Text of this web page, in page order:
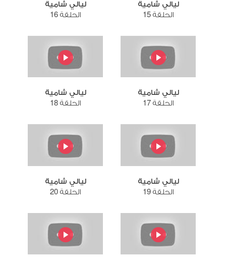
ليالي شامية
الحلقة 15
ليالي شامية
الحلقة 16
ليالي شامية
الحلقة 17
ليالي شامية
الحلقة 18
ليالي شامية
الحلقة 19
ليالي شامية
الحلقة 20